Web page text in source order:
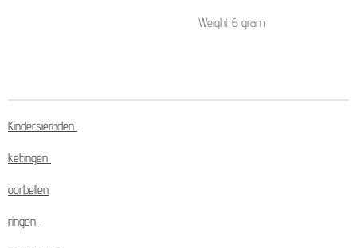
Weight 6 gram
Kindersieraden
kettingen
oorbellen
ringen